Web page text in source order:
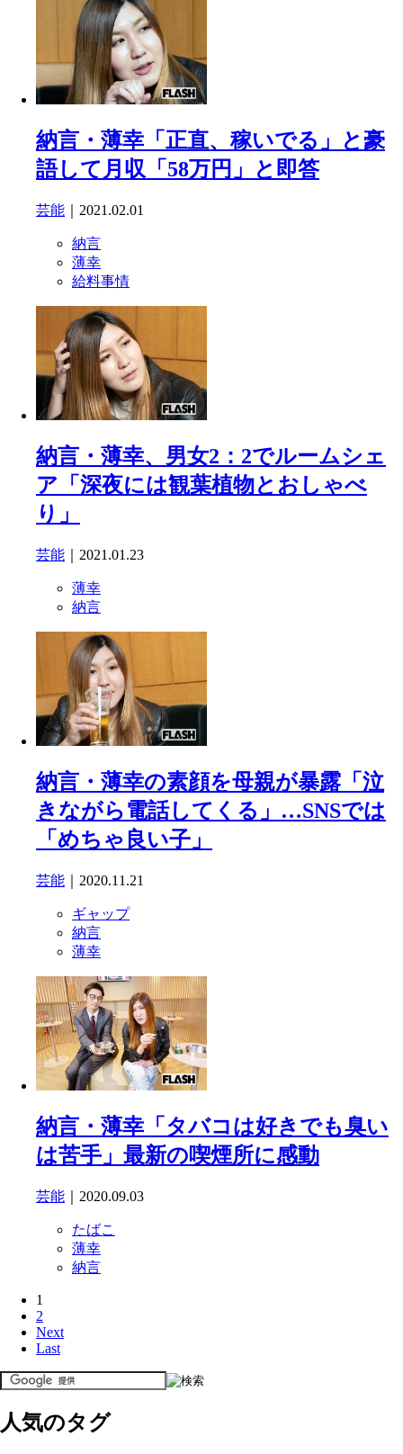
納言・薄幸「正直、稼いでる」と豪
語して月収「58万円」と即答
芸能 ｜2021.02.01
納言
薄幸
給料事情
納言・薄幸、男女2：2でルームシェ
ア「深夜には観葉植物とおしゃべ
り」
芸能 ｜2021.01.23
薄幸
納言
納言・薄幸の素顔を母親が暴露「泣
きながら電話してくる」…SNSでは
「めちゃ良い子」
芸能 ｜2020.11.21
ギャップ
納言
薄幸
納言・薄幸「タバコは好きでも臭い
は苦手」最新の喫煙所に感動
芸能 ｜2020.09.03
たばこ
薄幸
納言
1
2
Next
Last
人気のタグ